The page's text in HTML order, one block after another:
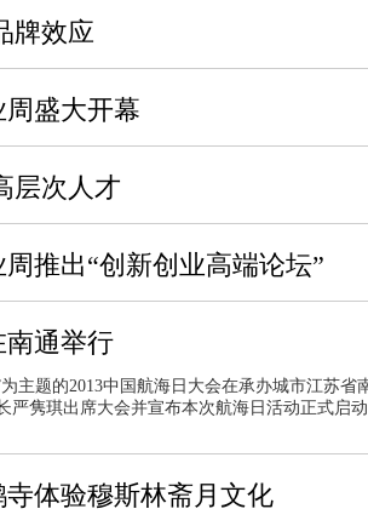
牌效应
周盛大开幕
层次人才
推出“创新创业高端论坛”
南通举行
主题的2013中国航海日大会在承办城市江苏省
严隽琪出席大会并宣布本次航海日活动正式启动
体验穆斯林斋月文化